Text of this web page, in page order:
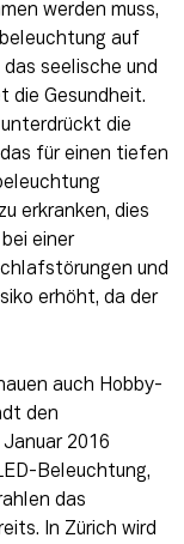
werden muss,
auf
seelische und
die Gesundheit.
die
für einen tiefen
erkranken, dies
einer
und
erhöht, da der
auch Hobby-
den
2016
Beleuchtung,
das
In Zürich wird